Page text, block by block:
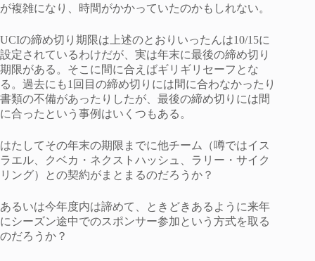
が複雑になり、時間がかかっていたのかもしれない。
UCIの締め切り期限は上述のとおりいったんは10/15に
設定されているわけだが、実は年末に最後の締め切り
期限がある。そこに間に合えばギリギリセーフとな
る。過去にも1回目の締め切りには間に合わなかったり
書類の不備があったりしたが、最後の締め切りには間
に合ったという事例はいくつもある。
はたしてその年末の期限までに他チーム（噂ではイス
ラエル、クベカ・ネクストハッシュ、ラリー・サイク
リング）との契約がまとまるのだろうか？
あるいは今年度内は諦めて、ときどきあるように来年
にシーズン途中でのスポンサー参加という方式を取る
のだろうか？